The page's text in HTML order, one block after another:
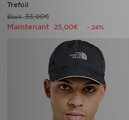
Trefoil
Était33,00€
Maintenant 25,00€ - 24%